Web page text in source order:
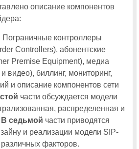
описание компонентов
Пограничные контроллеры
Controllers), абонентские
Premise Equipment), медиа
видео), биллинг, мониторинг,
и описание компонентов сети
части обсуждается модели
распределенная и
В седьмой части приводятся
и реализации модели SIP-
различных факторов.